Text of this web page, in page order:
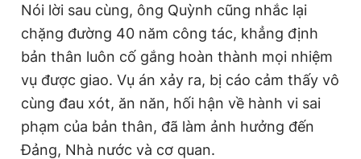
Nói lời sau cùng, ông Quỳnh cũng nhắc lại
chặng đường 40 năm công tác, khẳng định
bản thân luôn cố gắng hoàn thành mọi nhiệm
vụ được giao. Vụ án xảy ra, bị cáo cảm thấy vô
cùng đau xót, ăn năn, hối hận về hành vi sai
phạm của bản thân, đã làm ảnh hưởng đến
Đảng, Nhà nước và cơ quan.